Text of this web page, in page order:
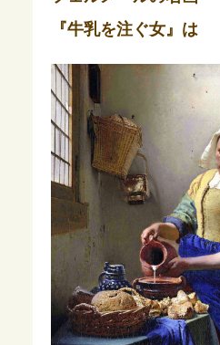
『牛乳を注ぐ女』は